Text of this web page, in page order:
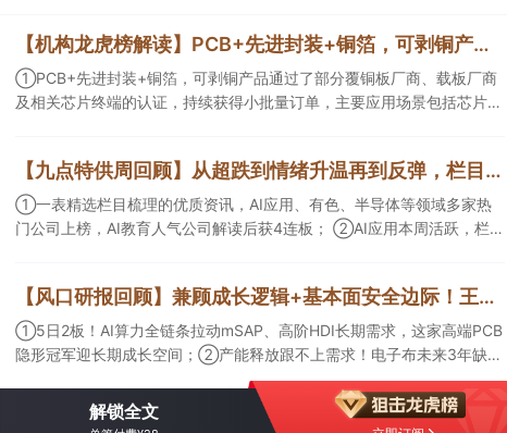
【机构龙虎榜解读】PCB+先进封装+铜箔，可剥铜产品通过了部分覆铜板厂商、载板厂商及相关芯片终端的认证，持续获得小批量订单，主要应用场景包括芯片封装光模块用PCB，机构大额净买入这家公司
①PCB+先进封装+铜箔，可剥铜产品通过了部分覆铜板厂商、载板厂商
及相关芯片终端的认证，持续获得小批量订单，主要应用场景包括芯片封
具备承接细胞与基因治疗产品商业化受托生产的合规资质，这家公司获净
买入。
【九点特供周回顾】从超跌到情绪升温再到反弹，栏目梳理AI应用题材逻辑，AI教育人气公司解读后获4连板
①一表精选栏目梳理的优质资讯，AI应用、有色、半导体等领域多家热
门公司上榜，AI教育人气公司解读后获4连板； ②AI应用本周活跃，栏目
提及2家核心公司双双涨停。
【风口研报回顾】兼顾成长逻辑+基本面安全边际！王牌自营前瞻覆盖“pcb+MLCC+电子布”，梳理AI产业链优质标的“深坑起跳”
①5日2板！AI算力全链条拉动mSAP、高阶HDI长期需求，这家高端PCB
隐形冠军迎长期成长空间；②产能释放跟不上需求！电子布未来3年缺口
难消，深坑之际再梳理行业逻辑，人气龙头涨超3成；③AI服务器、机器
人带动MLCC景气周期持续！这家公司扩产、涨价预期暂未被市场定价，
王牌自营前瞻捕捉“预期差”，3日大涨26%。
解锁全文